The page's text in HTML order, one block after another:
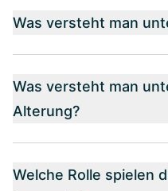
Was versteht man
Was versteht man
Alterung?
Welche Rolle spielen